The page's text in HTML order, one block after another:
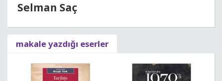
Selman Saç
makale yazdığı eserler